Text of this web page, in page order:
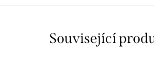
Související